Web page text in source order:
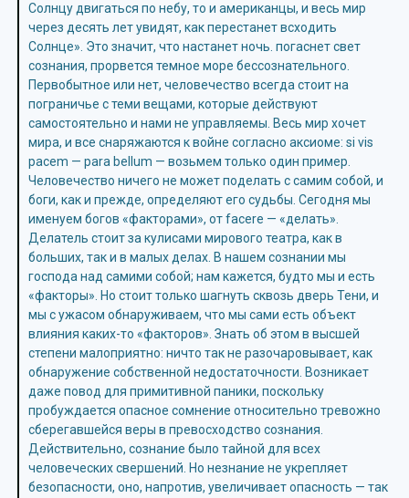
Солнцу двигаться по небу, то и американцы, и весь мир
через десять лет увидят, как перестанет всходить
Солнце». Это значит, что настанет ночь. погаснет свет
сознания, прорвется темное море бессознательного.
Первобытное или нет, человечество всегда стоит на
пограничье с теми вещами, которые действуют
самостоятельно и нами не управляемы. Весь мир хочет
мира, и все снаряжаются к войне согласно аксиоме: si vis
расеm — para bellum — возьмем только один пример.
Человечество ничего не может поделать с самим собой, и
боги, как и прежде, определяют его судьбы. Сегодня мы
именуем богов «факторами», от facere — «делать».
Делатель стоит за кулисами мирового театра, как в
больших, так и в малых делах. В нашем сознании мы
господа над самими собой; нам кажется, будто мы и есть
«факторы». Но стоит только шагнуть сквозь дверь Тени, и
мы с ужасом обнаруживаем, что мы сами есть объект
влияния каких-то «факторов». Знать об этом в высшей
степени малоприятно: ничто так не разочаровывает, как
обнаружение собственной недостаточности. Возникает
даже повод для примитивной паники, поскольку
пробуждается опасное сомнение относительно тревожно
сберегавшейся веры в превосходство сознания.
Действительно, сознание было тайной для всех
человеческих свершений. Но незнание не укрепляет
безопасности, оно, напротив, увеличивает опасность — так